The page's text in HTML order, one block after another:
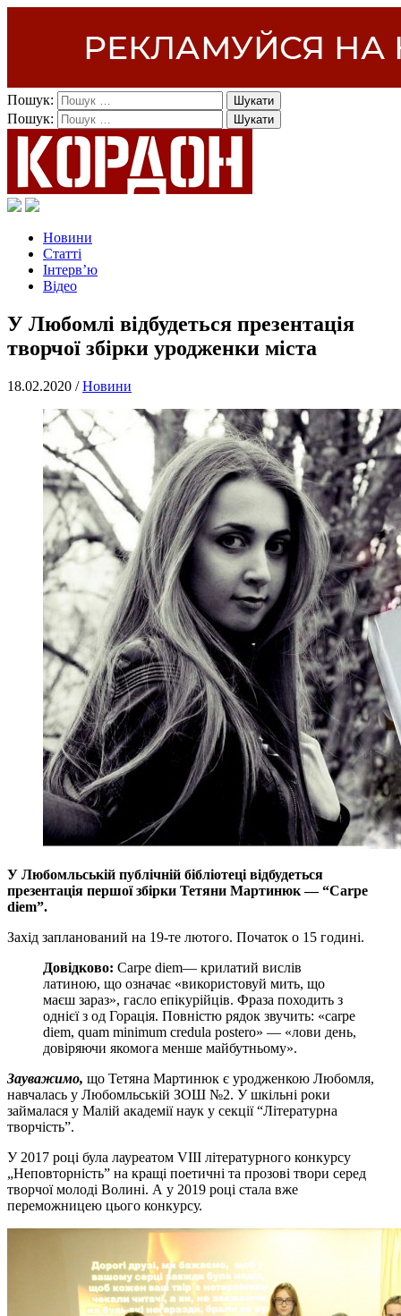
Пошук:
Пошук:
Новини
Статті
Інтерв’ю
Відео
У Любомлі відбудеться презентація
творчої збірки уродженки міста
18.02.2020 /Новини
У Любомльській публічній бібліотеці відбудеться
презентація першої збірки Тетяни Мартинюк— “Carpe
diem”.
Захід запланований на 19-те лютого. Початок о 15 годині.
Довідково: Carpe diem— крилатий вислів
латиною, що означає «використовуй мить, що
маєш зараз», гасло епікурійців. Фраза походить з
однієї з од Горація. Повністю рядок звучить: «carpe
diem, quam minimum credula postero» — «лови день,
довіряючи якомога менше майбутньому».
Зауважимо, що Тетяна Мартинюк є уродженкою Любомля,
навчалась у Любомльській ЗОШ №2. У шкільні роки
займалася у Малій академії наук у секції “Літературна
творчість”.
У 2017 році була лауреатом VIII літературного конкурсу
„Неповторність” на кращі поетичні та прозові твори серед
творчої молоді Волині. А у 2019 році стала вже
переможницею цього конкурсу.